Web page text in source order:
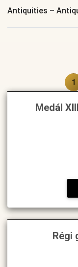
Antiquities –
1
Medál
Régi